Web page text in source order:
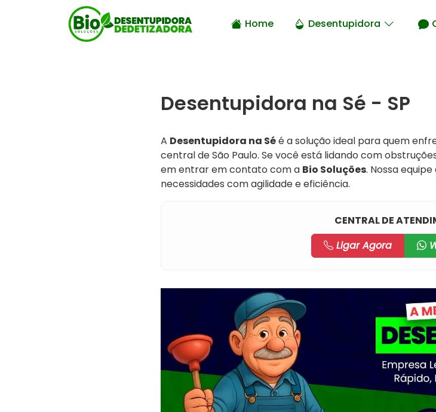
Home Desentupidora
Desentupidora na Sé - SP
A Desentupidora na Séé a solução ideal para quem
central de São Paulo. Se você está lidando com
em entrar em contato com a Bio Soluções. Nossa
necessidades com agilidade e eficiência.
CENTRAL DE
Ligar Agora